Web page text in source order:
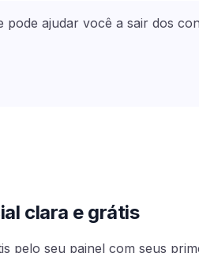
ajudar você a sair dos
clara e grátis
pelo seu painel com seus